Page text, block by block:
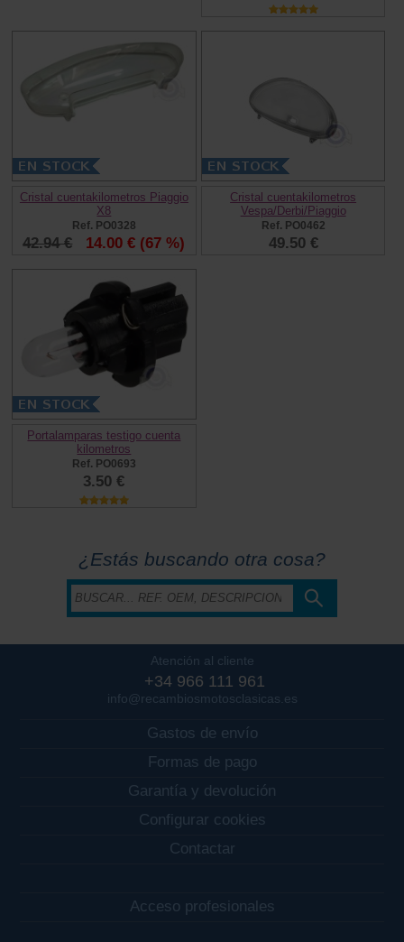
Cristal cuentakilometros Piaggio
X8
Ref. PO0328
42.94 € 14.00 € (67 %)
Cristal cuentakilometros
Vespa/Derbi/Piaggio
Ref. PO0462
49.50 €
Portalamparas testigo cuenta
kilometros
Ref. PO0693
3.50 €
¿Estás buscando otra cosa?
Atención al cliente
+34 966 111 961
info@recambiosmotosclasicas.es
Gastos de envío
Formas de pago
Garantía y devolución
Configurar cookies
Contactar
Acceso profesionales